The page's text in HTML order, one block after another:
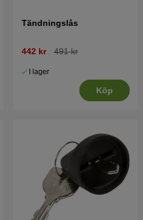
Tändningslås
442 kr 491 kr
I lager
Köp